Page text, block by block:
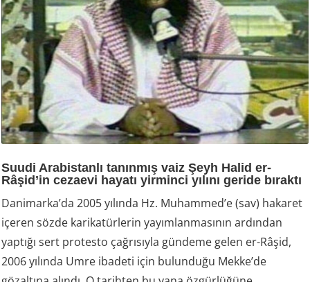
Suudi Arabistanlı tanınmış vaiz Şeyh Halid er-
Râşid’in cezaevi hayatı yirminci yılını geride bıraktı
Danimarka’da 2005 yılında Hz. Muhammed’e (sav) hakaret
içeren sözde karikatürlerin yayımlanmasının ardından
yaptığı sert protesto çağrısıyla gündeme gelen er-Râşid,
2006 yılında Umre ibadeti için bulunduğu Mekke’de